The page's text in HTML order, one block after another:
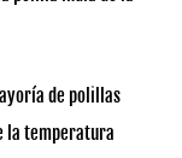
de polillas
la temperatura